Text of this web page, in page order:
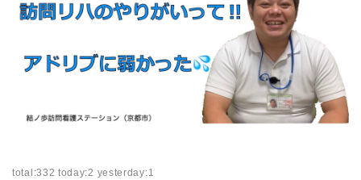
total:332 today:2 yesterday:1